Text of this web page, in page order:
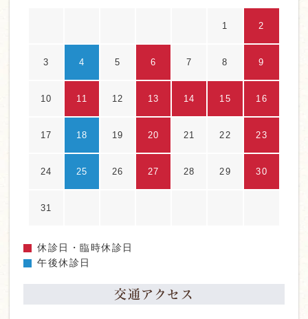
1 2
3 4 5 6 7 8 9
10 11 12 13 14 15 16
17 18 19 20 21 22 23
24 25 26 27 28 29 30
31
休診日・臨時休診日
午後休診日
交通アクセス